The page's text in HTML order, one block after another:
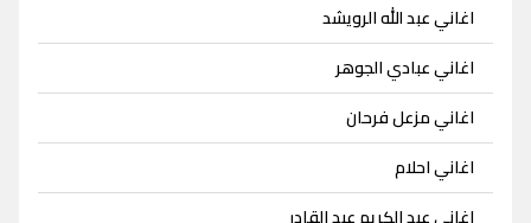
اغاني عبد الله الرويشد
اغاني عبادي الجوهر
اغاني مزعل فرحان
اغاني احلام